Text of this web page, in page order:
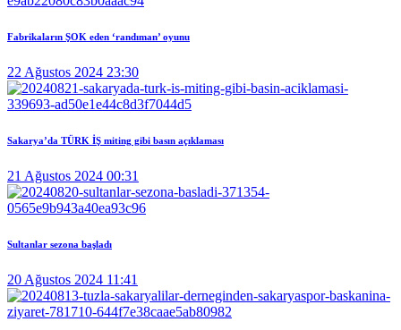
Fabrikaların ŞOK eden ‘randıman’ oyunu
22 Ağustos 2024 23:30
Sakarya’da TÜRK İŞ miting gibi basın açıklaması
21 Ağustos 2024 00:31
Sultanlar sezona başladı
20 Ağustos 2024 11:41